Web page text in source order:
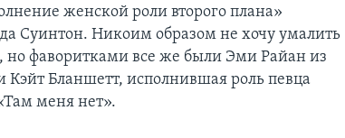
женской роли второго плана»
Суинтон. Никоим образом не хочу умалить
но фаворитками все же были Эми Райан из
Бланшетт, исполнившая роль певца
меня нет».